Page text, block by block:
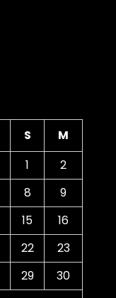
S
M
1
2
8
9
15
16
22
23
29
30